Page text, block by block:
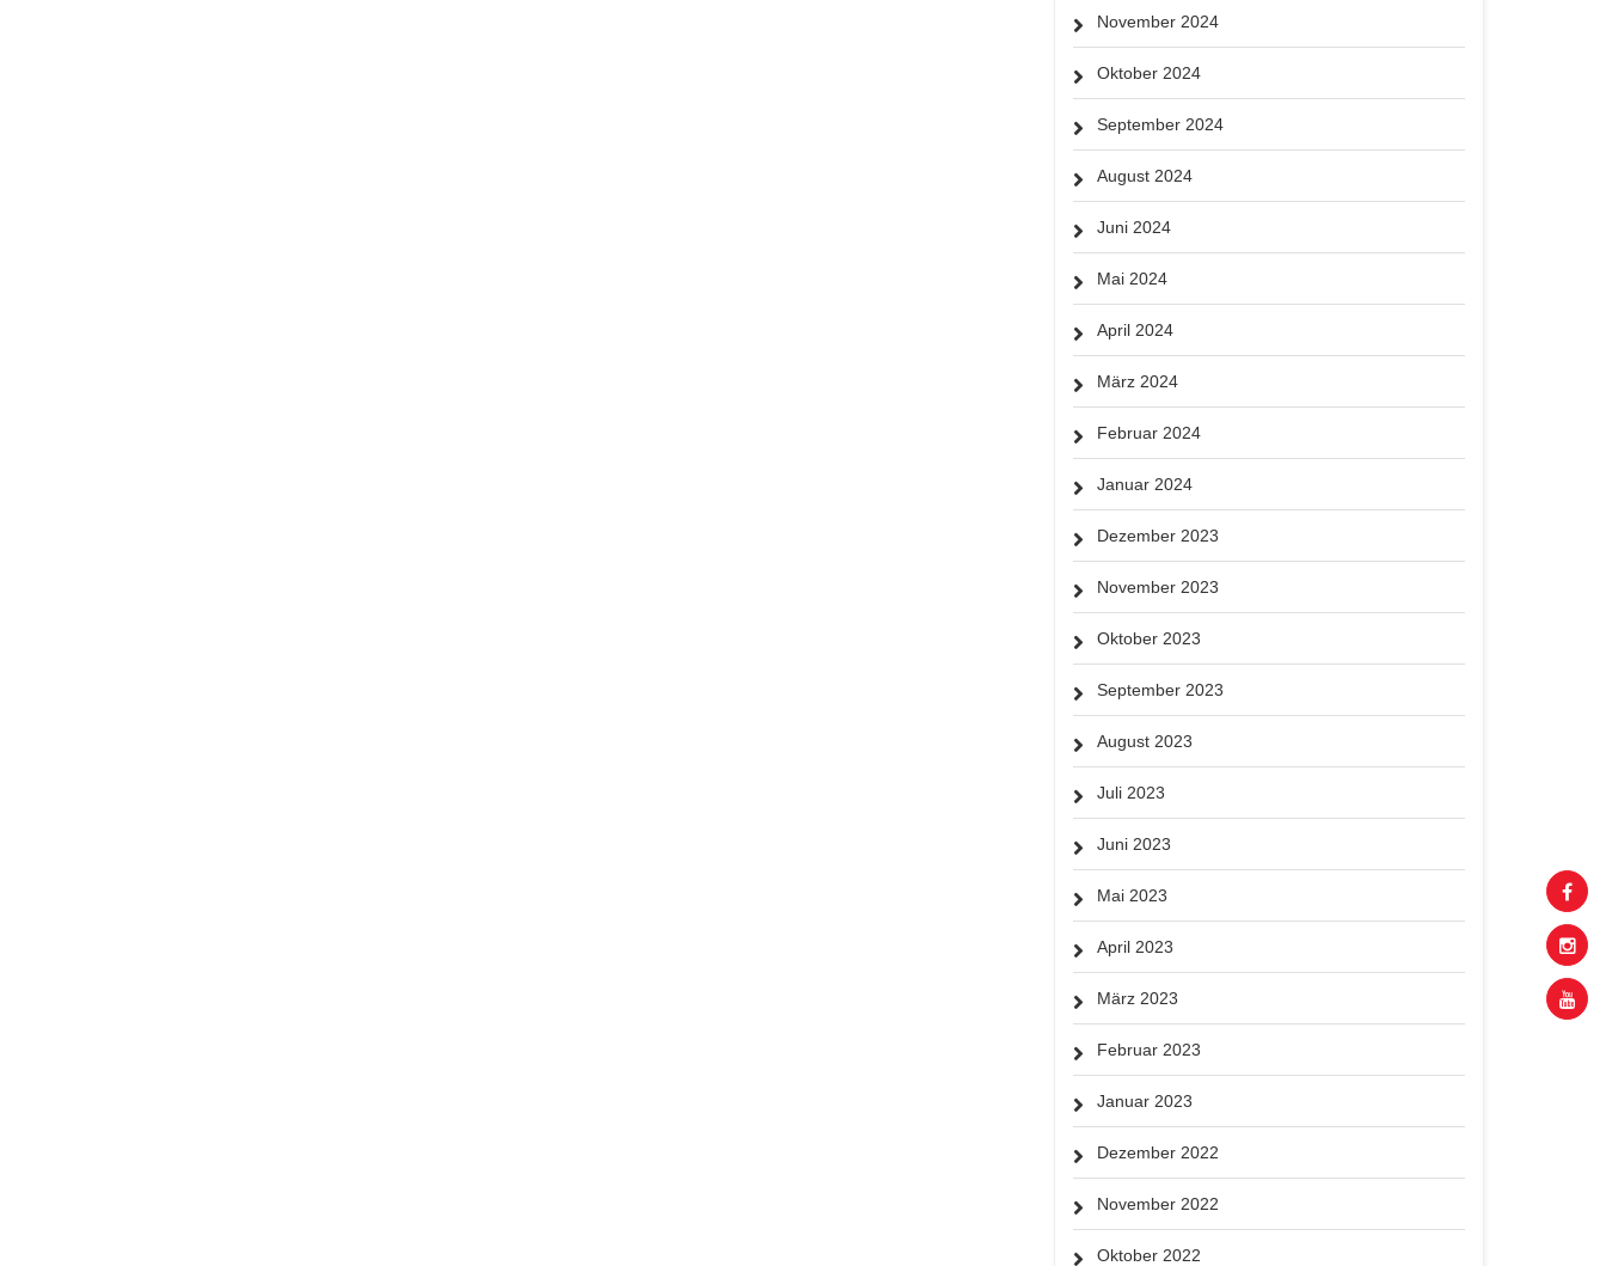
November 2024
Oktober 2024
September 2024
August 2024
Juni 2024
Mai 2024
April 2024
März 2024
Februar 2024
Januar 2024
Dezember 2023
November 2023
Oktober 2023
September 2023
August 2023
Juli 2023
Juni 2023
Mai 2023
April 2023
März 2023
Februar 2023
Januar 2023
Dezember 2022
November 2022
Oktober 2022